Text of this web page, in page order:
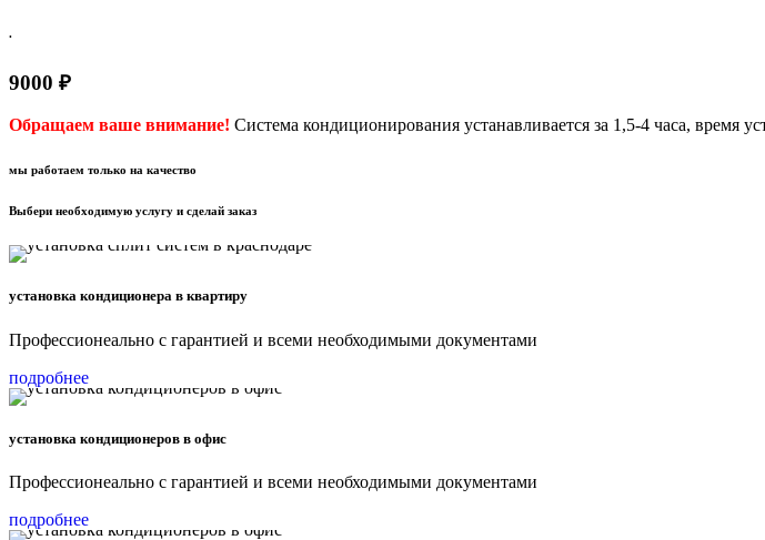
.
9000 ₽
Обращаем ваше внимание! Система кондиционирования устанавливается за 1,5-4 часа, время
мы работаем только на качество
Выбери необходимую услугу и сделай заказ
установка кондиционера в квартиру
Профессионеально с гарантией и всеми необходимыми документами
подробнее
установка кондиционеров в офис
Профессионеально с гарантией и всеми необходимыми документами
подробнее